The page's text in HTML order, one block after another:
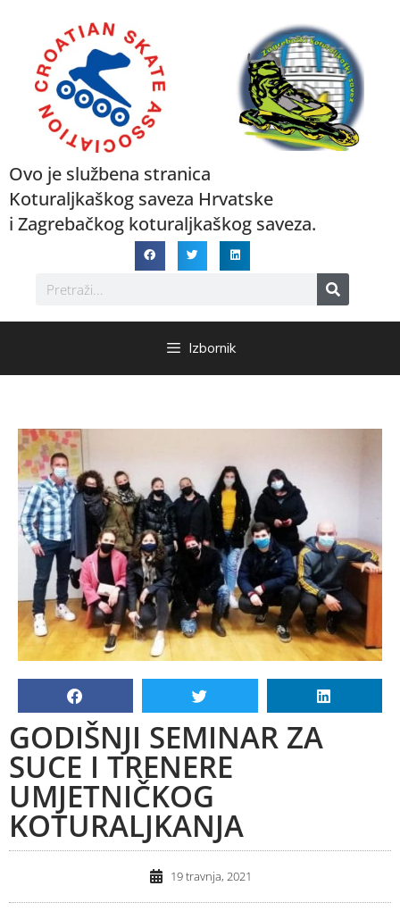
Ovo je službena stranica
Koturaljkaškog saveza Hrvatske
i Zagrebačkog koturaljkaškog saveza.
Izbornik
GODIŠNJI SEMINAR ZA
SUCE I TRENERE
UMJETNIČKOG
KOTURALJKANJA
19 travnja, 2021